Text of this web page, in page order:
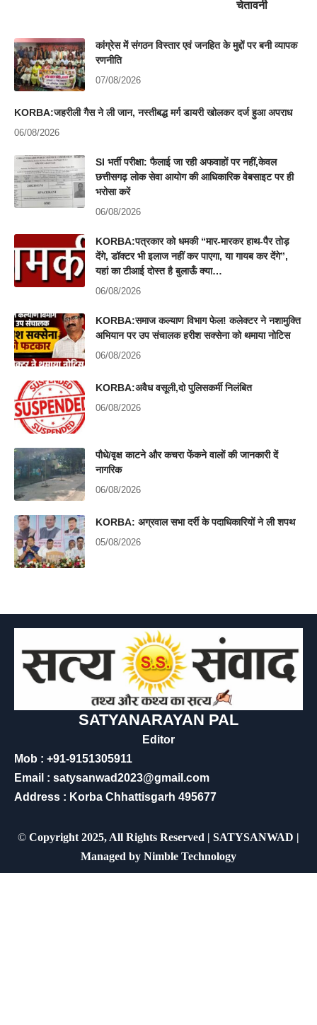
चेतावनी
कांग्रेस में संगठन विस्तार एवं जनहित के मुद्दों पर बनी व्यापक
रणनीति
07/08/2026
KORBA:जहरीली गैस ने ली जान, नस्तीबद्ध मर्ग डायरी खोलकर दर्ज हुआ अपराध
06/08/2026
SI भर्ती परीक्षा: फैलाई जा रही अफवाहों पर नहीं,केवल
छत्तीसगढ़ लोक सेवा आयोग की आधिकारिक वेबसाइट पर ही
भरोसा करें
06/08/2026
KORBA:पत्रकार को धमकी “मार-मारकर हाथ-पैर तोड़
देंगे, डॉक्टर भी इलाज नहीं कर पाएगा, या गायब कर देंगे”,
यहां का टीआई दोस्त है बुलाऊँ क्या…
06/08/2026
KORBA:समाज कल्याण विभाग फेल! कलेक्टर ने नशामुक्ति
अभियान पर उप संचालक हरीश सक्सेना को थमाया नोटिस
06/08/2026
KORBA:अवैध वसूली,दो पुलिसकर्मी निलंबित
06/08/2026
पौधे/वृक्ष काटने और कचरा फेंकने वालों की जानकारी दें
नागरिक
06/08/2026
KORBA: अग्रवाल सभा दर्री के पदाधिकारियों ने ली शपथ
05/08/2026
SATYANARAYAN PAL
Editor
Mob : +91-9151305911
Email : satysanwad2023@gmail.com
Address : Korba Chhattisgarh 495677
© Copyright 2025, All Rights Reserved | SATYSANWAD |
Managed by Nimble Technology